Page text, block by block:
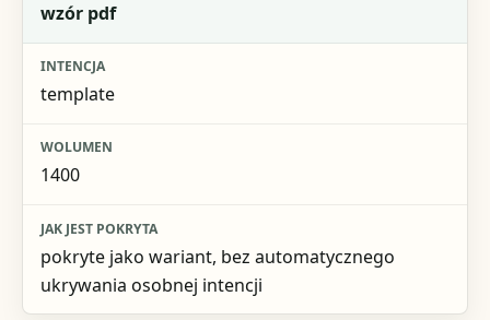
wzór pdf
template
1400
pokryte jako wariant, bez automatycznego
ukrywania osobnej intencji